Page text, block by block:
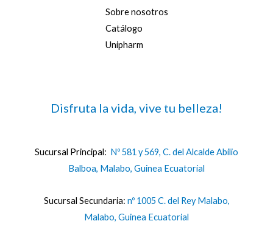
Sobre nosotros
Catálogo
Unipharm
Disfruta la vida, vive tu belleza!
Sucursal Principal: Nº 581 y 569, C. del Alcalde Abilio
Balboa, Malabo, Guinea Ecuatorial
Sucursal Secundaria: nº 1005 C. del Rey Malabo,
Malabo, Guinea Ecuatorial